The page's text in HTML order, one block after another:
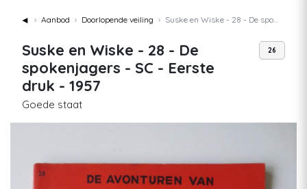
◄ Aanbod Doorlopende veiling Suske en Wiske - 28 - De spokenjagers - SC - Eerste druk - 1957
Suske en Wiske - 28 - De
spokenjagers - SC - Eerste
druk - 1957
Goede staat
26